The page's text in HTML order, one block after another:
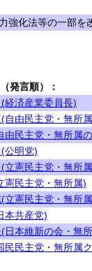
強化法等の一部を
発言順）：
経済産業委員長)
自由民主党・無所
由民主党・無所属
公明党)
立憲民主党・無所
憲民主党・無所属)
立憲民主党・無所
本共産党)
日本維新の会・無
民民主党・無所属